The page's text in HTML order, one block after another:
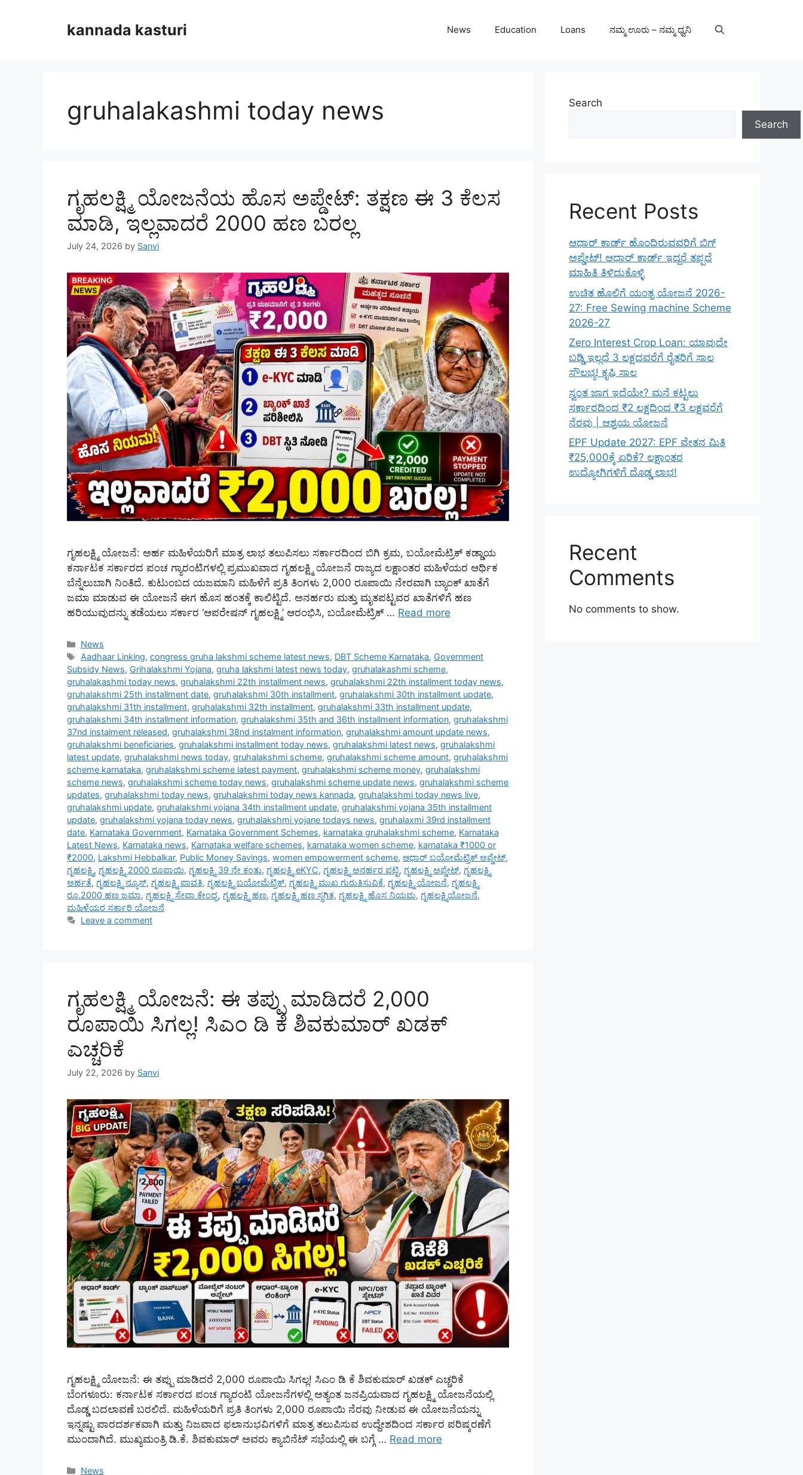
kannada kasturi News Education Loans ನಮ್ಮ ಊರು – ನಮ್ಮ ಧ್ವನಿ
gruhalakashmi today news
ಗೃಹಲಕ್ಷ್ಮಿ ಯೋಜನೆಯ ಹೊಸ ಅಪ್ಡೇಟ್: ತಕ್ಷಣ ಈ 3 ಕೆಲಸ
ಮಾಡಿ, ಇಲ್ಲವಾದರೆ 2000 ಹಣ ಬರಲ್ಲ
July 24, 2026 by Sanvi
ಗೃಹಲಕ್ಷ್ಮಿ ಯೋಜನೆ: ಅರ್ಹ ಮಹಿಳೆಯರಿಗೆ ಮಾತ್ರ ಲಾಭ ತಲುಪಿಸಲು ಸರ್ಕಾರದಿಂದ ಬಿಗಿ ಕ್ರಮ, ಬಯೋಮೆಟ್ರಿಕ್ ಕಡ್ಡಾಯ
ಕರ್ನಾಟಕ ಸರ್ಕಾರದ ಪಂಚ ಗ್ಯಾರಂಟಿಗಳಲ್ಲಿ ಪ್ರಮುಖವಾದ ಗೃಹಲಕ್ಷ್ಮಿ ಯೋಜನೆ ರಾಜ್ಯದ ಲಕ್ಷಾಂತರ ಮಹಿಳೆಯರ ಆರ್ಥಿಕ
ಬೆನ್ನೆಲುಬಾಗಿ ನಿಂತಿದೆ. ಕುಟುಂಬದ ಯಜಮಾನಿ ಮಹಿಳೆಗೆ ಪ್ರತಿ ತಿಂಗಳು 2,000 ರೂಪಾಯಿ ನೇರವಾಗಿ ಬ್ಯಾಂಕ್ ಖಾತೆಗೆ
ಜಮಾ ಮಾಡುವ ಈ ಯೋಜನೆ ಈಗ ಹೊಸ ಹಂತಕ್ಕೆ ಕಾಲಿಟ್ಟಿದೆ. ಅನರ್ಹರು ಮತ್ತು ಮೃತಪಟ್ಟವರ ಖಾತೆಗಳಿಗೆ ಹಣ
ಹರಿಯುವುದನ್ನು ತಡೆಯಲು ಸರ್ಕಾರ ‘ಆಪರೇಷನ್ ಗೃಹಲಕ್ಷ್ಮಿ’ ಆರಂಭಿಸಿ, ಬಯೋಮೆಟ್ರಿಕ್ … Read more
Categories
News
Tags
Aadhaar Linking,congress gruha lakshmi scheme latest news, DBT Scheme Karnataka, Government
Subsidy News, Grihalakshmi Yojana, gruha lakshmi latest news today, gruhalakashmi scheme,
gruhalakashmi today news, gruhalakshmi 22th installment news, gruhalakshmi 22th installment today news,
gruhalakshmi 25th installment date, gruhalakshmi 30th installment, gruhalakshmi 30th installment update,
gruhalakshmi 31th installment, gruhalakshmi 32th installment, gruhalakshmi 33th installment update,
gruhalakshmi 34th installment information, gruhalakshmi 35th and 36th installment information, gruhalakshmi
37nd instalment released, gruhalakshmi 38nd instalment information, gruhalakshmi amount update news,
gruhalakshmi beneficiaries, gruhalakshmi installment today news, gruhalakshmi latest news, gruhalakshmi
latest update, gruhalakshmi news today, gruhalakshmi scheme, gruhalakshmi scheme amount, gruhalakshmi
scheme karnataka, gruhalakshmi scheme latest payment, gruhalakshmi scheme money, gruhalakshmi
scheme news, gruhalakshmi scheme today news, gruhalakshmi scheme update news, gruhalakshmi scheme
updates, gruhalakshmi today news, gruhalakshmi today news kannada, gruhalakshmi today news live,
gruhalakshmi update, gruhalakshmi yojana 34th installment update, gruhalakshmi yojana 35th installment
update, gruhalakshmi yojana today news, gruhalakshmi yojane todays news, gruhalaxmi 39rd installment
date, Karnataka Government, Karnataka Government Schemes, karnataka gruhalakshmi scheme, Karnataka
Latest News, Karnataka news, Karnataka welfare schemes, karnataka women scheme, karnataka ₹1000 or
₹2000, Lakshmi Hebbalkar, Public Money Savings, women empowerment scheme, ಆಧಾರ್ ಬಯೋಮೆಟ್ರಿಕ್ ಅಪ್ಡೇಟ್,
ಗೃಹಲಕ್ಷ್ಮಿ , ಗೃಹಲಕ್ಷ್ಮಿ 2000 ರೂಪಾಯಿ, ಗೃಹಲಕ್ಷ್ಮಿ 39 ನೇ ಕಂತು, ಗೃಹಲಕ್ಷ್ಮಿ eKYC, ಗೃಹಲಕ್ಷ್ಮಿ ಅನರ್ಹರ ಪಟ್ಟಿ, ಗೃಹಲಕ್ಷ್ಮಿ ಅಪ್ಡೇಟ್, ಗೃಹಲಕ್ಷ್ಮಿ
ಅರ್ಹತೆ, ಗೃಹಲಕ್ಷ್ಮಿ ನ್ಯೂಸ್, ಗೃಹಲಕ್ಷ್ಮಿ ಪಾವತಿ, ಗೃಹಲಕ್ಷ್ಮಿ ಬಯೋಮೆಟ್ರಿಕ್, ಗೃಹಲಕ್ಷ್ಮಿ ಮುಖ ಗುರುತಿಸುವಿಕೆ, ಗೃಹಲಕ್ಷ್ಮಿ ಯೋಜನೆ, ಗೃಹಲಕ್ಷ್ಮಿ
ರೂ.2000 ಹಣ ಜಮಾ, ಗೃಹಲಕ್ಷ್ಮಿ ಸೇವಾ ಕೇಂದ್ರ, ಗೃಹಲಕ್ಷ್ಮಿ ಹಣ, ಗೃಹಲಕ್ಷ್ಮಿ ಹಣ ಸ್ಥಗಿತ, ಗೃಹಲಕ್ಷ್ಮಿ ಹೊಸ ನಿಯಮ, ಗೃಹಲಕ್ಷ್ಮಿಯೋಜನೆ,
ಮಹಿಳೆಯರ ಸರ್ಕಾರಿ ಯೋಜನೆ
Leave a comment
ಗೃಹಲಕ್ಷ್ಮಿ ಯೋಜನೆ: ಈ ತಪ್ಪು ಮಾಡಿದರೆ 2,000
ರೂಪಾಯಿ ಸಿಗಲ್ಲ! ಸಿಎಂ ಡಿ ಕೆ ಶಿವಕುಮಾರ್ ಖಡಕ್
ಎಚ್ಚರಿಕೆ
July 22, 2026 by Sanvi
ಗೃಹಲಕ್ಷ್ಮಿ ಯೋಜನೆ: ಈ ತಪ್ಪು ಮಾಡಿದರೆ 2,000 ರೂಪಾಯಿ ಸಿಗಲ್ಲ! ಸಿಎಂ ಡಿ ಕೆ ಶಿವಕುಮಾರ್ ಖಡಕ್ ಎಚ್ಚರಿಕೆ
ಬೆಂಗಳೂರು: ಕರ್ನಾಟಕ ಸರ್ಕಾರದ ಪಂಚ ಗ್ಯಾರಂಟಿ ಯೋಜನೆಗಳಲ್ಲಿ ಅತ್ಯಂತ ಜನಪ್ರಿಯವಾದ ಗೃಹಲಕ್ಷ್ಮಿ ಯೋಜನೆಯಲ್ಲಿ
ದೊಡ್ಡ ಬದಲಾವಣೆ ಬರಲಿದೆ. ಮಹಿಳೆಯರಿಗೆ ಪ್ರತಿ ತಿಂಗಳು 2,000 ರೂಪಾಯಿ ನೆರವು ನೀಡುವ ಈ ಯೋಜನೆಯನ್ನು
ಇನ್ನಷ್ಟು ಪಾರದರ್ಶಕವಾಗಿ ಮತ್ತು ನಿಜವಾದ ಫಲಾನುಭವಿಗಳಿಗೆ ಮಾತ್ರ ತಲುಪಿಸುವ ಉದ್ದೇಶದಿಂದ ಸರ್ಕಾರ ಪರಿಷ್ಕರಣೆಗೆ
ಮುಂದಾಗಿದೆ. ಮುಖ್ಯಮಂತ್ರಿ ಡಿ.ಕೆ. ಶಿವಕುಮಾರ್ ಅವರು ಕ್ಯಾಬಿನೆಟ್ ಸಭೆಯಲ್ಲಿ ಈ ಬಗ್ಗೆ … Read more
Categories
News
Search
Search
Recent Posts
ಆಧಾರ್ ಕಾರ್ಡ್ ಹೊಂದಿರುವವರಿಗೆ ಬಿಗ್
ಅಪ್ಡೇಟ್! ಆಧಾರ್ ಕಾರ್ಡ್ ಇದ್ದರೆ ತಪ್ಪದೆ
ಮಾಹಿತಿ ತಿಳಿದುಕೊಳ್ಳಿ
ಉಚಿತ ಹೊಲಿಗೆ ಯಂತ್ರ ಯೋಜನೆ 2026-
27: Free Sewing machine Scheme
2026-27
Zero Interest Crop Loan: ಯಾವುದೇ
ಬಡ್ಡಿ ಇಲ್ಲದೆ 3 ಲಕ್ಷದವರೆಗೆ ರೈತರಿಗೆ ಸಾಲ
ಸೌಲಭ್ಯ! ಕೃಷಿ ಸಾಲ
ಸ್ವಂತ ಜಾಗ ಇದೆಯೇ? ಮನೆ ಕಟ್ಟಲು
ಸರ್ಕಾರದಿಂದ ₹2 ಲಕ್ಷದಿಂದ ₹3 ಲಕ್ಷವರೆಗೆ
ನೆರವು | ಆಶ್ರಯ ಯೋಜನೆ
EPF Update 2027: EPF ವೇತನ ಮಿತಿ
₹25,000ಕ್ಕೆ ಏರಿಕೆ? ಲಕ್ಷಾಂತರ
ಉದ್ಯೋಗಿಗಳಿಗೆ ದೊಡ್ಡ ಲಾಭ!
Recent
Comments
No comments to show.